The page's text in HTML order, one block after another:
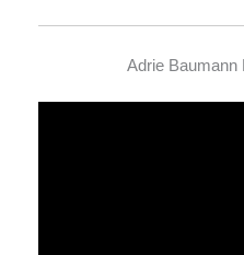
Adrie Baumann